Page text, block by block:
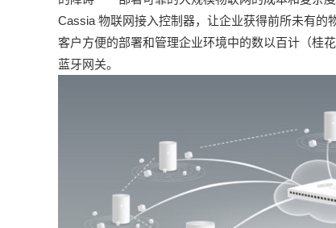
Cassia 物联网接入控制器，让企业获得前所未有
客户方便的部署和管理企业环境中的数以百计（桂
蓝牙网关。